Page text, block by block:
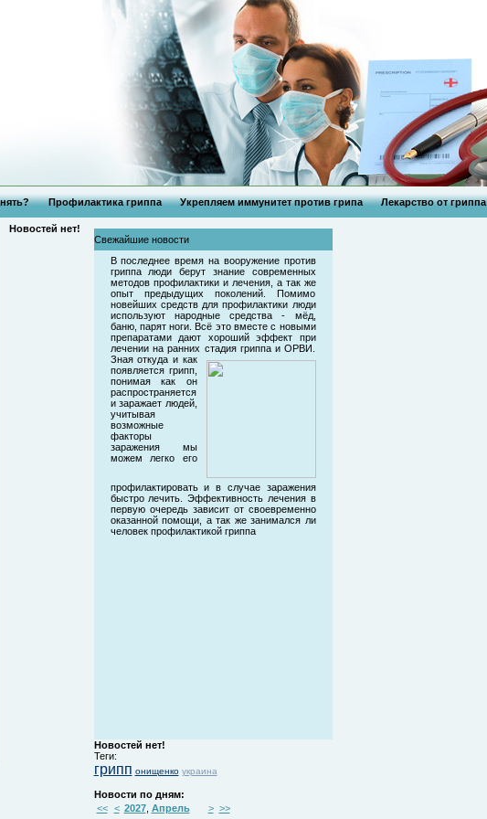
Профилактика гриппа Укрепляем иммунитет против грипа Лекарство от гриппа
Новостей нет!
Свежайшие новости
В последнее время на вооружение против
гриппа люди берут знание современных
методов профилактики и лечения, а так же
опыт предыдущих поколений. Помимо
новейших средств для профилактики люди
используют народные средства - мёд,
баню, парят ноги. Всё это вместе с новыми
препаратами дают хороший эффект при
лечении на ранних стадия гриппа и ОРВИ.
Зная откуда и как
появляется грипп,
понимая как он
распространяется
и заражает людей,
учитывая
возможные
факторы
заражения мы
можем легко его
профилактировать и в случае заражения
быстро лечить. Эффективность лечения в
первую очередь зависит от своевременно
оказанной помощи, а так же занимался ли
человек профилактикой гриппа
Новостей нет!
Теги:
грипп онищенко украина
Новости по дням:
<<
< 2027, Апрель > >>